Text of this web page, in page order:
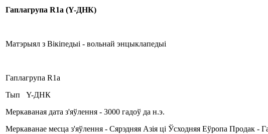
Гаплагрупа R1a (Y-ДНК)
Матэрыял з Вікіпедыі - вольнай энцыклапедыі
Гаплагрупа R1a
Тып Y-ДНК
Меркаваная дата з'яўлення - 3000 гадоў да н.э.
Меркаванае месца з'яўлення - Сярэдняя Азія ці Ўсходняя Еўропа Продак -